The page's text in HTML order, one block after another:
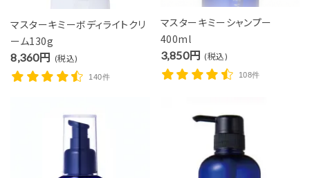
マスターキミーボディライトクリ
ーム130g
8,360円 (税込)
140件
マスターキミーシャンプー
400ml
3,850円 (税込)
108件